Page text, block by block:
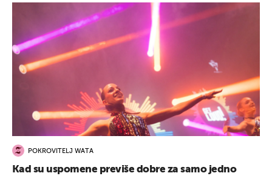
POKROVITELJ WATA
Kad su uspomene previše dobre za samo jedno